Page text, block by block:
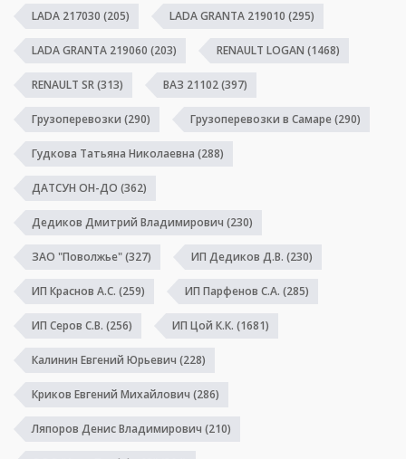
LADA 217030 (205) LADA GRANTA 219010 (295)
LADA GRANTA 219060 (203) RENAULT LOGAN (1468)
RENAULT SR(313) ВАЗ 21102(397)
Грузоперевозки (290) Грузоперевозки в Самаре(290)
Гудкова Татьяна Николаевна (288)
ДАТСУН ОН-ДО (362)
Дедиков Дмитрий Владимирович (230)
ЗАО "Поволжье"(327) ИП Дедиков Д.В. (230)
ИП Краснов А.С. (259) ИП Парфенов С.А. (285)
ИП Серов С.В. (256) ИП Цой К.К. (1681)
Калинин Евгений Юрьевич (228)
Криков Евгений Михайлович (286)
Ляпоров Денис Владимирович (210)